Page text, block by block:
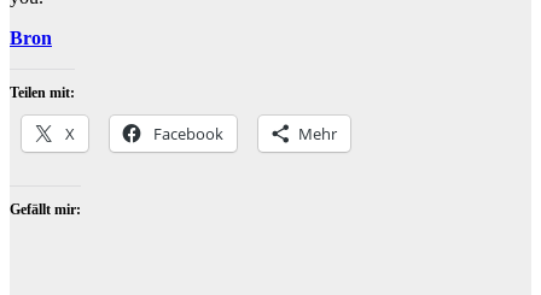
Bron
Teilen mit:
X Facebook Mehr
Gefällt mir: